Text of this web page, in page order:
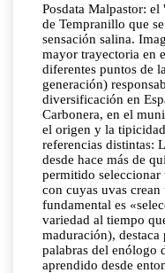
Posdata Malpastor:
de Tempranillo que
sensación salina.
mayor trayectoria en
diferentes puntos de
generación)
diversificación en
Carbonera, en el
el origen y la
referencias distintas:
desde hace más de
permitido seleccionar
con cuyas uvas
fundamental es
variedad al tiempo
maduración),
palabras del enólogo
aprendido desde